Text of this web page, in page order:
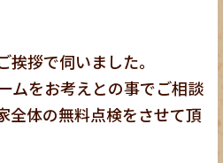
拶で伺いました。
ムをお考えとの事でご相談
全体の無料点検をさせて頂